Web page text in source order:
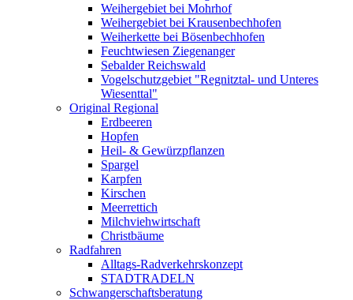
Weihergebiet bei Mohrhof
Weihergebiet bei Krausenbechhofen
Weiherkette bei Bösenbechhofen
Feuchtwiesen Ziegenanger
Sebalder Reichswald
Vogelschutzgebiet "Regnitztal- und Unteres
Wiesenttal"
Original Regional
Erdbeeren
Hopfen
Heil- & Gewürzpflanzen
Spargel
Karpfen
Kirschen
Meerrettich
Milchviehwirtschaft
Christbäume
Radfahren
Alltags-Radverkehrskonzept
STADTRADELN
Schwangerschaftsberatung